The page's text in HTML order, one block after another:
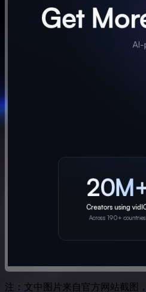
注：文中图片来自官方网站截图